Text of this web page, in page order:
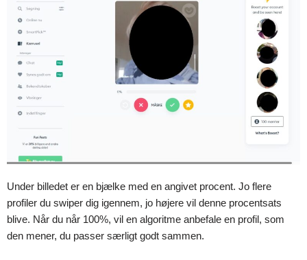
Under billedet er en bjælke med en angivet procent. Jo flere
profiler du swiper dig igennem, jo højere vil denne procentsats
blive. Når du når 100%, vil en algoritme anbefale en profil, som
den mener, du passer særligt godt sammen.